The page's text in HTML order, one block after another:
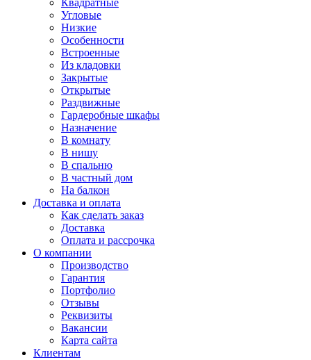
Квадратные
Угловые
Низкие
Особенности
Встроенные
Из кладовки
Закрытые
Открытые
Раздвижные
Гардеробные шкафы
Назначение
В комнату
В нишу
В спальню
В частный дом
На балкон
Доставка и оплата
Как сделать заказ
Доставка
Оплата и рассрочка
О компании
Производство
Гарантия
Портфолио
Отзывы
Реквизиты
Вакансии
Карта сайта
Клиентам